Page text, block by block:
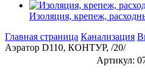
Изоляция, крепеж,
Главная страница Канализация
Аэратор D110, КОНТУР, /20/
Артикул: